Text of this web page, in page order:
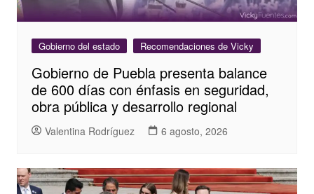
Gobierno del estado Recomendaciones de Vicky
Gobierno de Puebla presenta balance
de 600 días con énfasis en seguridad,
obra pública y desarrollo regional
Valentina Rodríguez 6 agosto, 2026